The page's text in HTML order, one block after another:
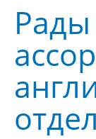
Рады